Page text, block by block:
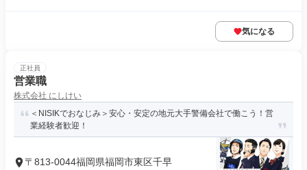
気になる
正社員
営業職
株式会社 にしけい
＜NISIKでおなじみ＞安心・安定の地元大手警備会社で働こう！営
業経験者歓迎！
〒813-0044福岡県福岡市東区千早